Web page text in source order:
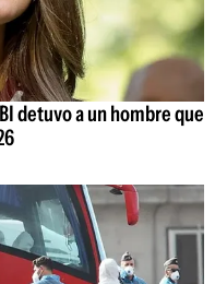
detuvo a un hombre que